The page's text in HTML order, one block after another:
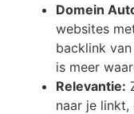
Domein
websites
backlink
is meer
Relevantie:
naar je